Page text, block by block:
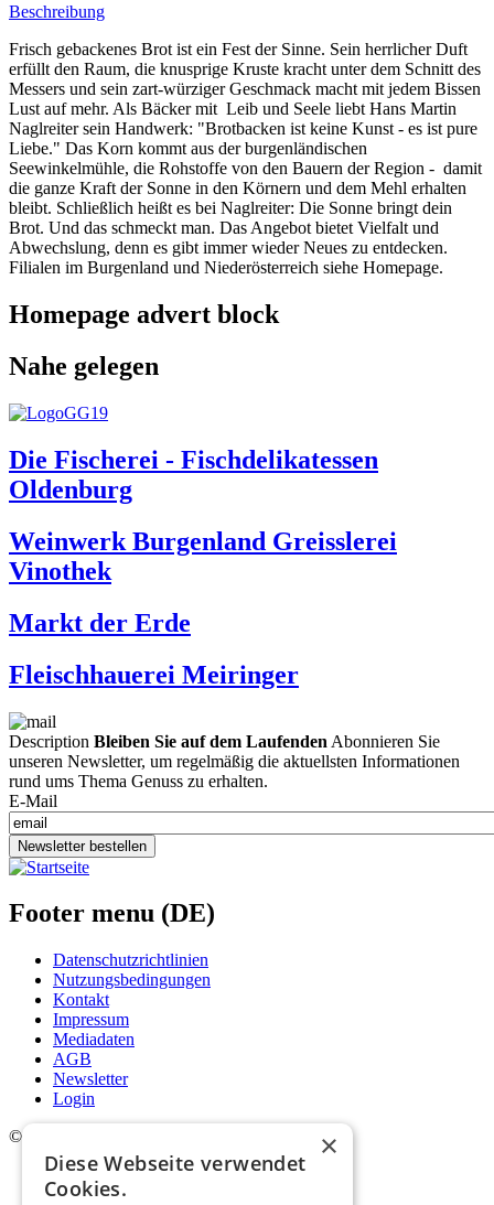
Beschreibung
Frisch gebackenes Brot ist ein Fest der Sinne. Sein herrlicher Duft
erfüllt den Raum, die knusprige Kruste kracht unter dem Schnitt des
Messers und sein zart-würziger Geschmack macht mit jedem Bissen
Lust auf mehr. Als Bäcker mit Leib und Seele liebt Hans Martin
Naglreiter sein Handwerk: "Brotbacken ist keine Kunst - es ist pure
Liebe." Das Korn kommt aus der burgenländischen
Seewinkelmühle, die Rohstoffe von den Bauern der Region - damit
die ganze Kraft der Sonne in den Körnern und dem Mehl erhalten
bleibt. Schließlich heißt es bei Naglreiter: Die Sonne bringt dein
Brot. Und das schmeckt man. Das Angebot bietet Vielfalt und
Abwechslung, denn es gibt immer wieder Neues zu entdecken.
Filialen im Burgenland und Niederösterreich siehe Homepage.
Homepage advert block
Nahe gelegen
Die Fischerei - Fischdelikatessen
Oldenburg
Weinwerk Burgenland Greisslerei
Vinothek
Markt der Erde
Fleischhauerei Meiringer
Description Bleiben Sie auf dem Laufenden Abonnieren Sie
unseren Newsletter, um regelmäßig die aktuellsten Informationen
rund ums Thema Genuss zu erhalten.
E-Mail
Newsletter bestellen
Footer menu (DE)
Datenschutzrichtlinien
Nutzungsbedingungen
Kontakt
Impressum
Mediadaten
AGB
Newsletter
Login
©
×
Diese Webseite verwendet
Cookies.